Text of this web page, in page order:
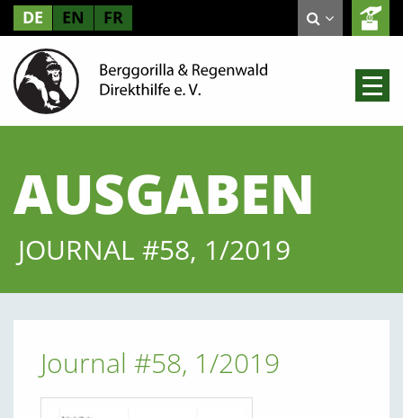
DE EN FR
AUSGABEN
JOURNAL #58, 1/2019
Journal #58, 1/2019